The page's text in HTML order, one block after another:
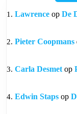
Lawrence op De
Pieter Coopmans
Carla Desmet op
Edwin Staps op